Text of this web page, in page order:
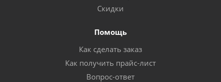
Скидки
Помощь
Как сделать заказ
Как получить прайс-лист
Вопрос-ответ